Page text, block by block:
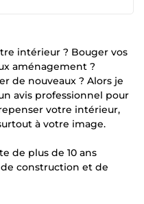
intérieur ? Bouger vos
aménagement ?
de nouveaux ? Alors je
avis professionnel pour
votre intérieur,
à votre image.
de plus de 10 ans
construction et de